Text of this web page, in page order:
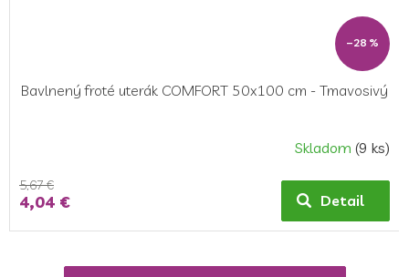
–28 %
Bavlnený froté uterák COMFORT 50x100 cm - Tmavosivý
Skladom (9 ks)
5,67 €
4,04 € Detail